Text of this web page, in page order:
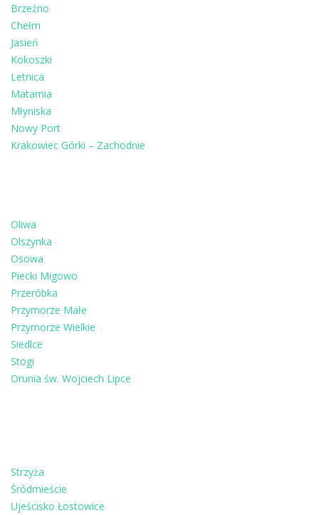
Brzeźno
Chełm
Jasień
Kokoszki
Letnica
Matarnia
Młyniska
Nowy Port
Krakowiec Górki – Zachodnie
Oliwa
Olszynka
Osowa
Piecki Migowo
Przeróbka
Przymorze Małe
Przymorze Wielkie
Siedlce
Stogi
Orunia św. Wojciech Lipce
Strzyża
Śródmieście
Ujeścisko Łostowice